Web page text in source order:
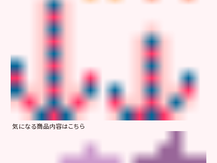
気になる商品内容はこちら